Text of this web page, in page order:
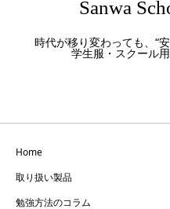
Sanwa
時代が移り変わっても、“
学生服・スクール
Home
取り扱い製品
勉強方法のコラム